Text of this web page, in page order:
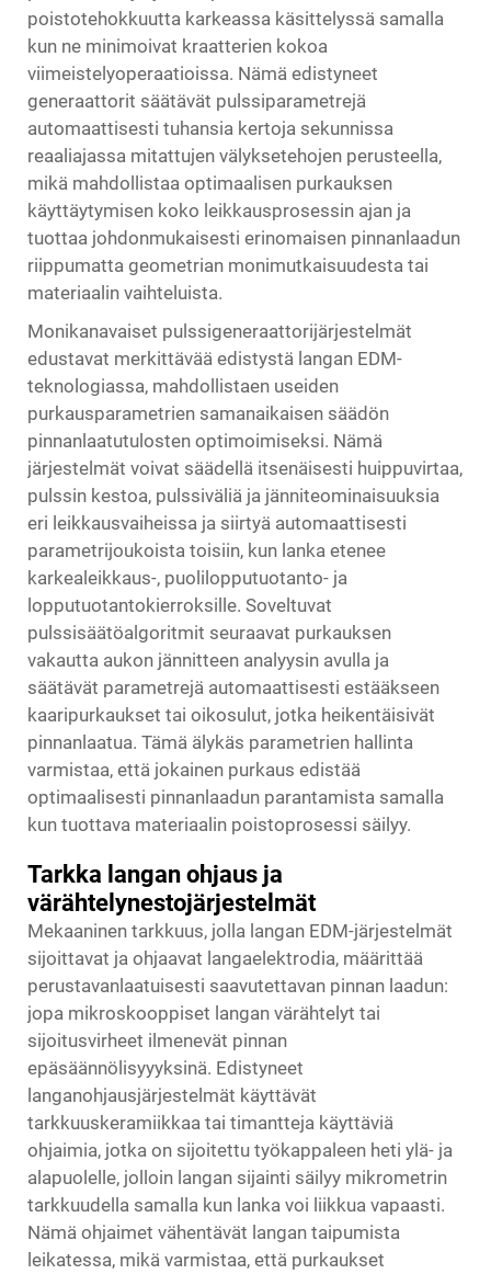
poistotehokkuutta karkeassa käsittelyssä samalla
kun ne minimoivat kraatterien kokoa
viimeistelyoperaatioissa. Nämä edistyneet
generaattorit säätävät pulssiparametrejä
automaattisesti tuhansia kertoja sekunnissa
reaaliajassa mitattujen välyksetehojen perusteella,
mikä mahdollistaa optimaalisen purkauksen
käyttäytymisen koko leikkausprosessin ajan ja
tuottaa johdonmukaisesti erinomaisen pinnanlaadun
riippumatta geometrian monimutkaisuudesta tai
materiaalin vaihteluista.
Monikanavaiset pulssigeneraattorijärjestelmät
edustavat merkittävää edistystä langan EDM-
teknologiassa, mahdollistaen useiden
purkausparametrien samanaikaisen säädön
pinnanlaatutulosten optimoimiseksi. Nämä
järjestelmät voivat säädellä itsenäisesti huippuvirtaa,
pulssin kestoa, pulssiväliä ja jänniteominaisuuksia
eri leikkausvaiheissa ja siirtyä automaattisesti
parametrijoukoista toisiin, kun lanka etenee
karkealeikkaus-, puolilopputuotanto- ja
lopputuotantokierroksille. Soveltuvat
pulssisäätöalgoritmit seuraavat purkauksen
vakautta aukon jännitteen analyysin avulla ja
säätävät parametrejä automaattisesti estääkseen
kaaripurkaukset tai oikosulut, jotka heikentäisivät
pinnanlaatua. Tämä älykäs parametrien hallinta
varmistaa, että jokainen purkaus edistää
optimaalisesti pinnanlaadun parantamista samalla
kun tuottava materiaalin poistoprosessi säilyy.
Tarkka langan ohjaus ja
värähtelynestojärjestelmät
Mekaaninen tarkkuus, jolla langan EDM-järjestelmät
sijoittavat ja ohjaavat langaelektrodia, määrittää
perustavanlaatuisesti saavutettavan pinnan laadun:
jopa mikroskooppiset langan värähtelyt tai
sijoitusvirheet ilmenevät pinnan
epäsäännölisyyyksinä. Edistyneet
langanohjausjärjestelmät käyttävät
tarkkuuskeramiikkaa tai timantteja käyttäviä
ohjaimia, jotka on sijoitettu työkappaleen heti ylä- ja
alapuolelle, jolloin langan sijainti säilyy mikrometrin
tarkkuudella samalla kun lanka voi liikkua vapaasti.
Nämä ohjaimet vähentävät langan taipumista
leikatessa, mikä varmistaa, että purkaukset